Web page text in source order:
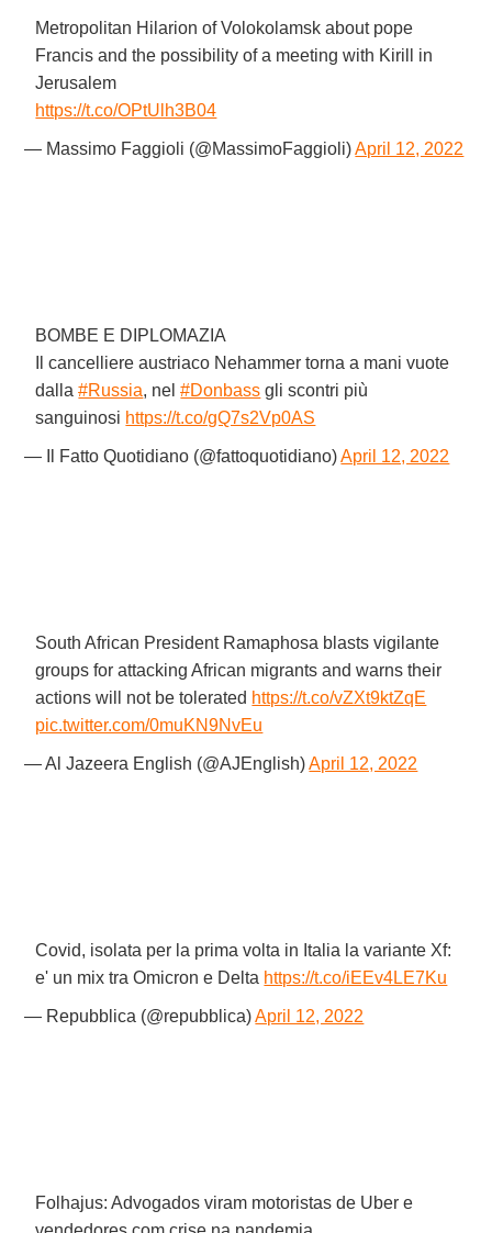
Metropolitan Hilarion of Volokolamsk about pope
Francis and the possibility of a meeting with Kirill in
Jerusalem
https://t.co/OPtUlh3B04
— Massimo Faggioli (@MassimoFaggioli)April 12, 2022
BOMBE E DIPLOMAZIA
Il cancelliere austriaco Nehammer torna a mani vuote
dalla#Russia, nel#Donbass gli scontri più
sanguinosi https://t.co/gQ7s2Vp0AS
— Il Fatto Quotidiano (@fattoquotidiano)April 12, 2022
South African President Ramaphosa blasts vigilante
groups for attacking African migrants and warns their
actions will not be tolerated https://t.co/vZXt9ktZqE
pic.twitter.com/0muKN9NvEu
— Al Jazeera English (@AJEnglish)April 12, 2022
Covid, isolata per la prima volta in Italia la variante Xf:
e' un mix tra Omicron e Delta https://t.co/iEEv4LE7Ku
— Repubblica (@repubblica)April 12, 2022
Folhajus: Advogados viram motoristas de Uber e